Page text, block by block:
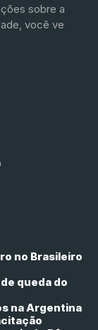
sobre a
você ve
no Brasileiro
queda do
na Argentina